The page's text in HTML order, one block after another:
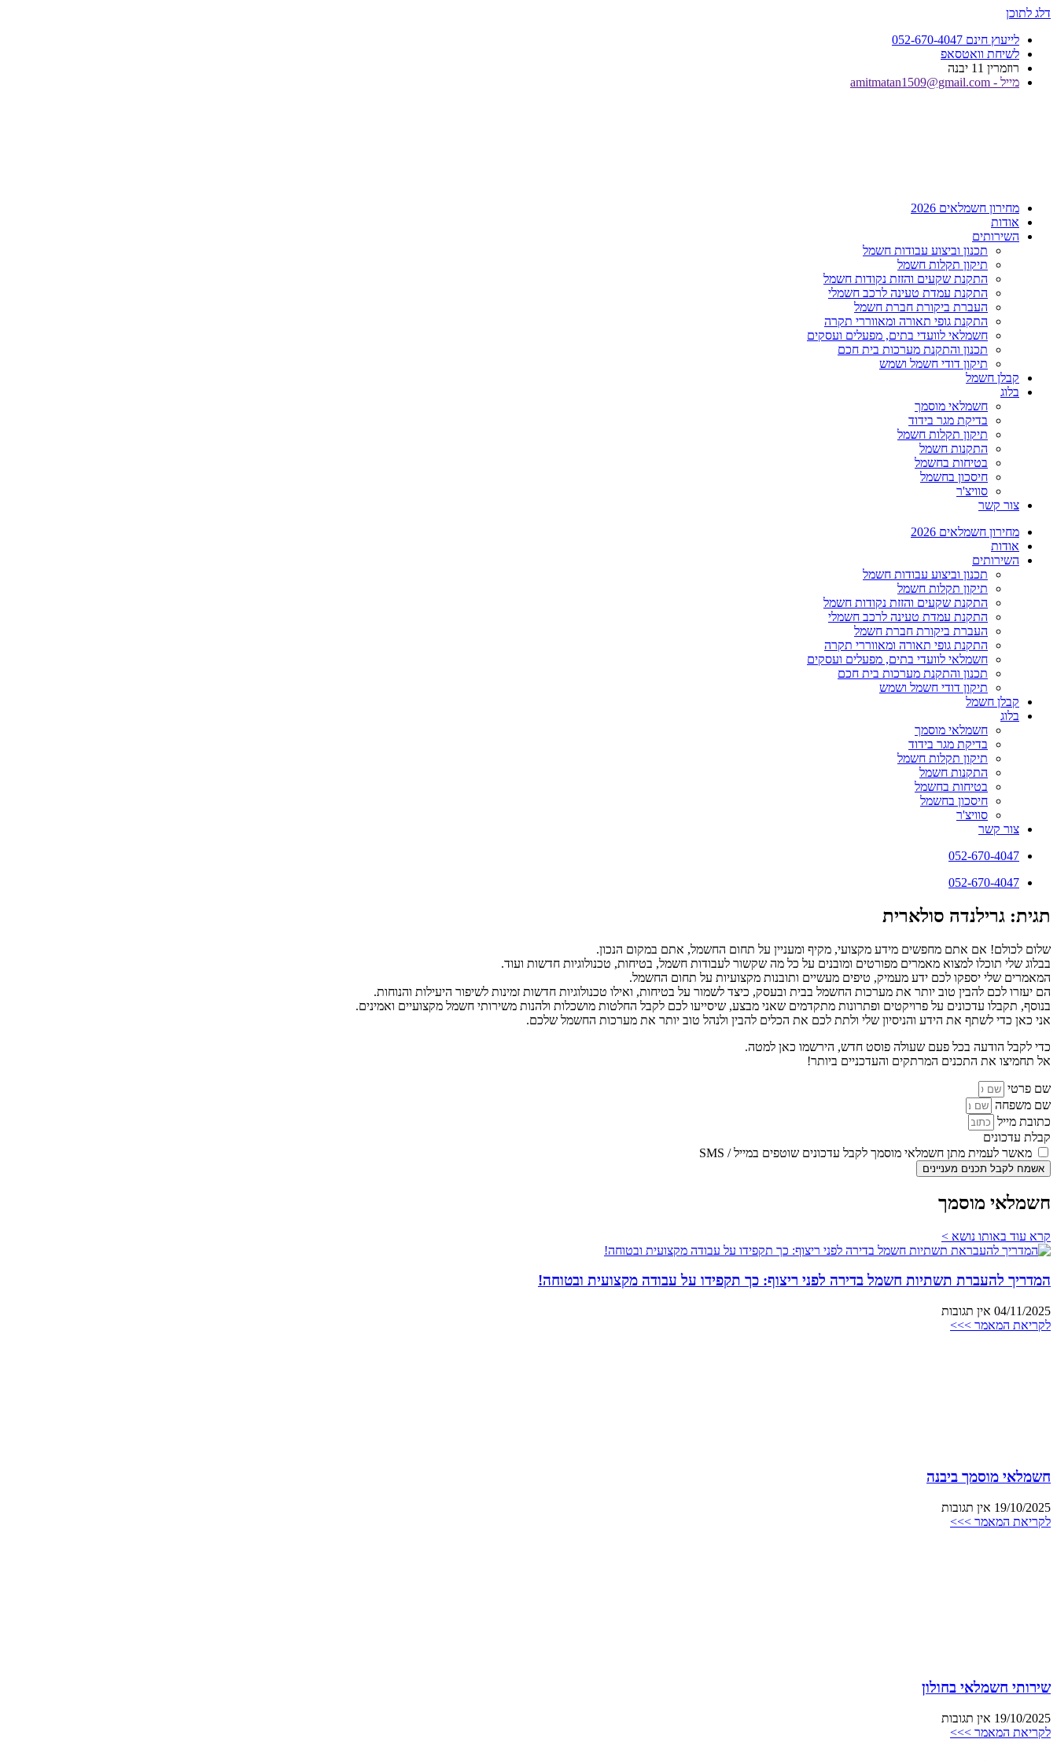
דלג לתוכן
לייעוץ חינם 052-670-4047
לשיחת וואטסאפ
רוזמרין 11 יבנה
מייל - amitmatan1509@gmail.com
מחירון חשמלאים 2026
אודות
השירותים
תכנון וביצוע עבודות חשמל
תיקון תקלות חשמל
התקנת שקעים והזזת נקודות חשמל
התקנת עמדת טעינה לרכב חשמלי
העברת ביקורת חברת חשמל
התקנת גופי תאורה ומאווררי תקרה
חשמלאי לוועדי בתים, מפעלים ועסקים
תכנון והתקנת מערכות בית חכם
תיקון דודי חשמל ושמש
קבלן חשמל
בלוג
חשמלאי מוסמך
בדיקת מגר בידוד
תיקון תקלות חשמל
התקנות חשמל
בטיחות בחשמל
חיסכון בחשמל
סוויצ'ר
צור קשר
מחירון חשמלאים 2026
אודות
השירותים
תכנון וביצוע עבודות חשמל
תיקון תקלות חשמל
התקנת שקעים והזזת נקודות חשמל
התקנת עמדת טעינה לרכב חשמלי
העברת ביקורת חברת חשמל
התקנת גופי תאורה ומאווררי תקרה
חשמלאי לוועדי בתים, מפעלים ועסקים
תכנון והתקנת מערכות בית חכם
תיקון דודי חשמל ושמש
קבלן חשמל
בלוג
חשמלאי מוסמך
בדיקת מגר בידוד
תיקון תקלות חשמל
התקנות חשמל
בטיחות בחשמל
חיסכון בחשמל
סוויצ'ר
צור קשר
052-670-4047
052-670-4047
תגית: גרילנדה סולארית
שלום לכולם! אם אתם מחפשים מידע מקצועי, מקיף ומעניין על תחום החשמל, אתם במקום הנכון.
בבלוג שלי תוכלו למצוא מאמרים מפורטים ומובנים על כל מה שקשור לעבודות חשמל, בטיחות, טכנולוגיות חדשות ועוד.
המאמרים שלי יספקו לכם ידע מעמיק, טיפים מעשיים ותובנות מקצועיות על תחום החשמל.
הם יעזרו לכם להבין טוב יותר את מערכות החשמל בבית ובעסק, כיצד לשמור על בטיחות, ואילו טכנולוגיות חדשות זמינות לשיפור היעילות והנוחות.
בנוסף, תקבלו עדכונים על פרויקטים ופתרונות מתקדמים שאני מבצע, שיסייעו לכם לקבל החלטות מושכלות ולהנות משירותי חשמל מקצועיים ואמינים.
אני כאן כדי לשתף את הידע והניסיון שלי ולתת לכם את הכלים להבין ולנהל טוב יותר את מערכות החשמל שלכם.
כדי לקבל הודעה בכל פעם שעולה פוסט חדש, הירשמו כאן למטה.
אל תחמיצו את התכנים המרתקים והעדכניים ביותר!
שם פרטי
שם משפחה
כתובת מייל
קבלת עדכונים
מאשר לעמית מתן חשמלאי מוסמך לקבל עדכונים שוטפים במייל / SMS
אשמח לקבל תכנים מעניינים
חשמלאי מוסמך
קרא עוד באותו נושא >
המדריך להעברת תשתיות חשמל בדירה לפני ריצוף: כך תקפידו על עבודה מקצועית ובטוחה!
04/11/2025 אין תגובות
לקריאת המאמר >>>
חשמלאי מוסמך ביבנה
19/10/2025 אין תגובות
לקריאת המאמר >>>
שירותי חשמלאי בחולון
19/10/2025 אין תגובות
לקריאת המאמר >>>